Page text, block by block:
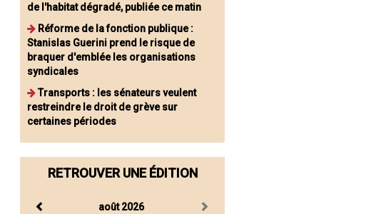
de l'habitat dégradé, publiée ce matin
Réforme de la fonction publique :
Stanislas Guerini prend le risque de
braquer d'emblée les organisations
syndicales
Transports : les sénateurs veulent
restreindre le droit de grève sur
certaines périodes
RETROUVER UNE ÉDITION
août 2026